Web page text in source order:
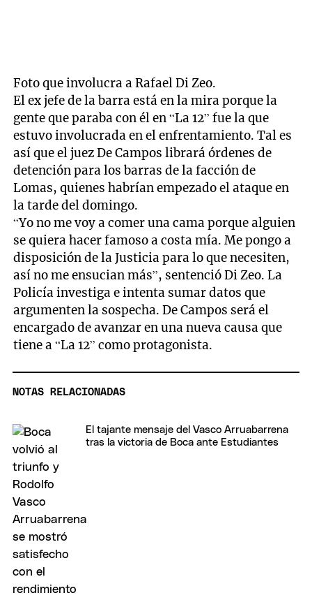
Foto que involucra a Rafael Di Zeo.
El ex jefe de la barra está en la mira porque la
gente que paraba con él en “La 12” fue la que
estuvo involucrada en el enfrentamiento. Tal es
así que el juez De Campos librará órdenes de
detención para los barras de la facción de
Lomas, quienes habrían empezado el ataque en
la tarde del domingo.
“Yo no me voy a comer una cama porque alguien
se quiera hacer famoso a costa mía. Me pongo a
disposición de la Justicia para lo que necesiten,
así no me ensucian más”, sentenció Di Zeo. La
Policía investiga e intenta sumar datos que
argumenten la sospecha. De Campos será el
encargado de avanzar en una nueva causa que
tiene a “La 12” como protagonista.
NOTAS RELACIONADAS
El tajante mensaje del Vasco Arruabarrena
tras la victoria de Boca ante Estudiantes